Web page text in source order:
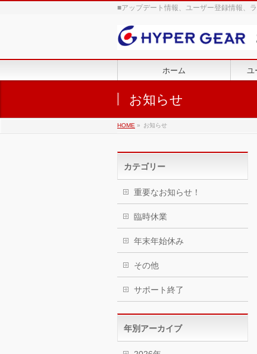
■アップデート情報、ユーザー登録情報、
ホーム ユ
お知らせ
HOME » お知らせ
カテゴリー
重要なお知らせ！
臨時休業
年末年始休み
その他
サポート終了
年別アーカイブ